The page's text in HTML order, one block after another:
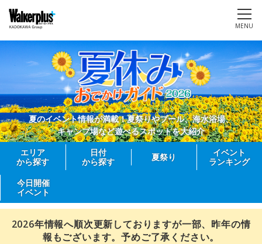
MENU
夏のイベント情報が満載！夏祭りやプール、海水浴場、
キャンプ場など遊べるスポットを大紹介
エリア
から探す
日付
から探す
夏祭り
イベント
ランキング
今日開催
イベント
2026年情報へ順次更新しておりますが一部、昨年の情
報もございます。予めご了承ください。